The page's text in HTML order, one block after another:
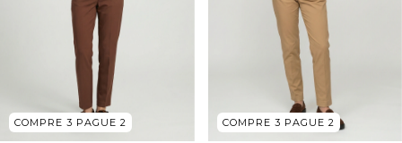
COMPRE 3 PAGUE 2 COMPRE 3 PAGUE 2